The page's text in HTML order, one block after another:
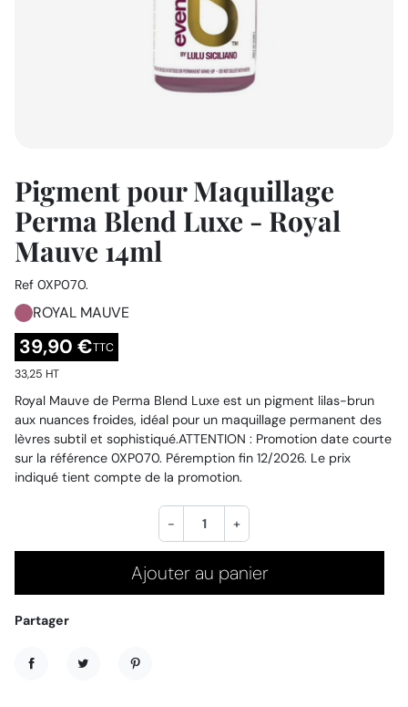
Pigment pour Maquillage
Perma Blend Luxe - Royal
Mauve 14ml
Ref 0XP070.
ROYAL MAUVE
39,90 €TTC
33,25 HT
Royal Mauve de Perma Blend Luxe est un pigment lilas-brun
aux nuances froides, idéal pour un maquillage permanent des
lèvres subtil et sophistiqué.ATTENTION : Promotion date courte
sur la référence 0XP070. Péremption fin 12/2026. Le prix
indiqué tient compte de la promotion.
- +
Ajouter au panier
Partager